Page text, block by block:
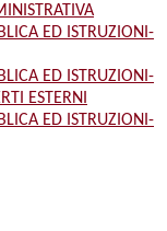
ED ISTRUZIONI-
ED ISTRUZIONI-
ESTERNI
ED ISTRUZIONI-